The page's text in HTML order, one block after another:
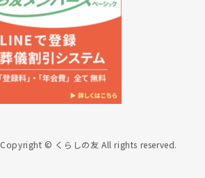
Copyright © くらしの友 All rights reserved.